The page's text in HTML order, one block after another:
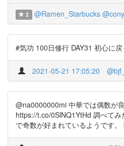
2 @Ramen_Starbucks
#気功 100日修行 DAY31 初心に
2021-05-21 17:05:20
@na0000000mi 中華では偶数が
https://t.co/0SlNQ1YtHd 調べて
で奇数が好まれているようです